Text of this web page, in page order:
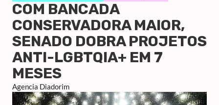
COM BANCADA
CONSERVADORA MAIOR,
SENADO DOBRA PROJETOS
ANTI-LGBTQIA+ EM 7
MESES
Agencia Diadorim